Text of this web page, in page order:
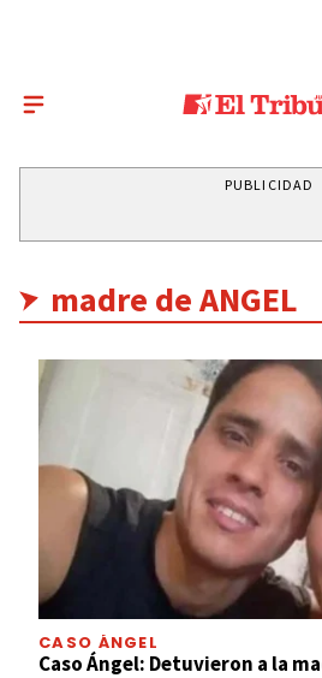
PUBLICIDAD
madre de ANGEL
CASO ÁNGEL
Caso Ángel: Detuvieron a la